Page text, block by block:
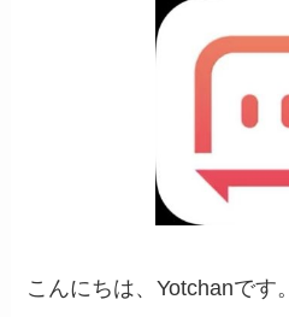
こんにちは、Yotchanです。